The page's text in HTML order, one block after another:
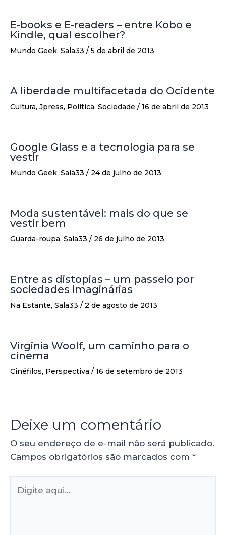
E-books e E-readers – entre Kobo e
Kindle, qual escolher?
Mundo Geek, Sala33 / 5 de abril de 2013
A liberdade multifacetada do Ocidente
Cultura, Jpress, Política, Sociedade / 16 de abril de 2013
Google Glass e a tecnologia para se
vestir
Mundo Geek, Sala33 / 24 de julho de 2013
Moda sustentável: mais do que se
vestir bem
Guarda-roupa, Sala33 / 26 de julho de 2013
Entre as distopias – um passeio por
sociedades imaginárias
Na Estante, Sala33 / 2 de agosto de 2013
Virginia Woolf, um caminho para o
cinema
Cinéfilos, Perspectiva / 16 de setembro de 2013
Deixe um comentário
O seu endereço de e-mail não será publicado.
Campos obrigatórios são marcados com *